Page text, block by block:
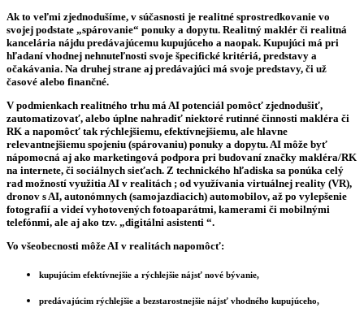
Ak to veľmi zjednodušíme, v súčasnosti je realitné sprostredkovanie vo
svojej podstate „spárovanie“ ponuky a dopytu. Realitný maklér či realitná
kancelária nájdu predávajúcemu kupujúceho a naopak. Kupujúci má pri
hľadaní vhodnej nehnuteľnosti svoje špecifické kritériá, predstavy a
očakávania. Na druhej strane aj predávajúci má svoje predstavy, či už
časové alebo finančné.
V podmienkach realitného trhu má AI potenciál pomôcť zjednodušiť,
zautomatizovať, alebo úplne nahradiť niektoré rutinné činnosti makléra či
RK a napomôcť tak rýchlejšiemu, efektívnejšiemu, ale hlavne
relevantnejšiemu spojeniu (spárovaniu) ponuky a dopytu. AI môže byť
nápomocná aj ako marketingová podpora pri budovaní značky makléra/RK
na internete, či sociálnych sieťach. Z technického hľadiska sa ponúka celý
rad možností využitia AI v realitách ; od využívania virtuálnej reality (VR),
dronov s AI, autonómnych (samojazdiacich) automobilov, až po vylepšenie
fotografií a videí vyhotovených fotoaparátmi, kamerami či mobilnými
telefónmi, ale aj ako tzv. „digitálni asistenti “.
Vo všeobecnosti môže AI v realitách napomôcť:
kupujúcim efektívnejšie a rýchlejšie nájsť nové bývanie,
predávajúcim rýchlejšie a bezstarostnejšie nájsť vhodného kupujúceho,